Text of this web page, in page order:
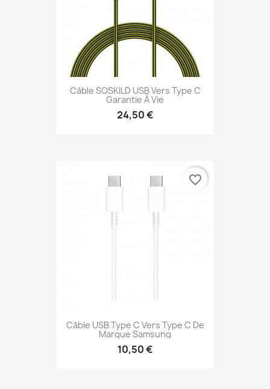
Câble SOSKILD USB Vers Type C
Garantie À Vie
24,50 €
Câble USB Type C Vers Type C De
Marque Samsung
10,50 €
favorite_border